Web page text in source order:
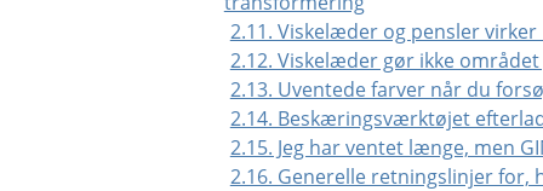
2.11. Viskelæder og pensler virker
2.12. Viskelæder gør ikke
2.13. Uventede farver når du
2.14. Beskæringsværktøjet
2.15. Jeg har ventet længe, men
2.16. Generelle retningslinjer for,